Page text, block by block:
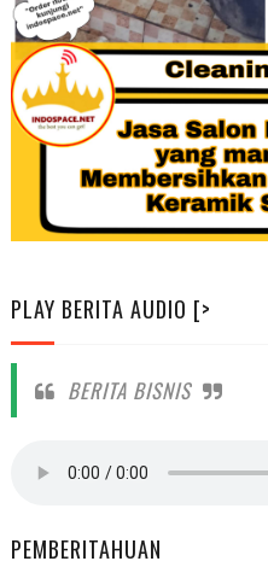
PLAY BERITA AUDIO [>
BERITA BISNIS
PEMBERITAHUAN